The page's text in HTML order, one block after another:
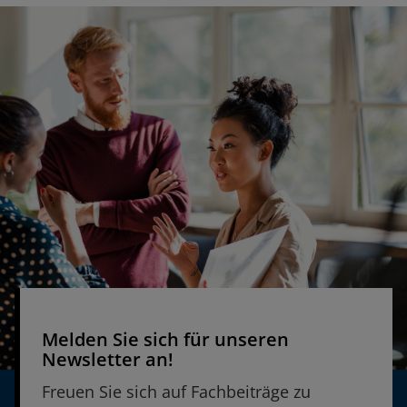
Zum vierwöchigen kostenlosen Testzugang
TESTVERFAHREN ANZEIGEN
D-KEFS | Delis-Kaplan Executive Function
System
TESTVERFAHREN ANZEIGEN
WNV | Wechsler Nonverbal Scale of
Ability
TESTVERFAHREN ANZEIGEN
TESTVERFAHREN ANZEIGEN
Melden Sie sich für unseren
Newsletter an!
Freuen Sie sich auf Fachbeiträge zu